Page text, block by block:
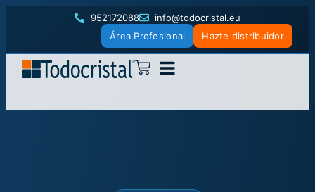
952172088
info@todocristal.eu
Hazte distribuidor
Área Profesional